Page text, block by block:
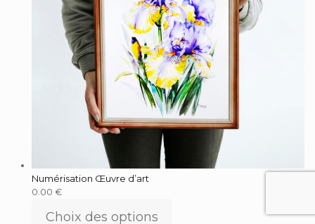
Numérisation Œuvre d’art
0.00 €
Choix des options